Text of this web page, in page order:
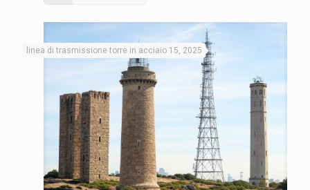
linea di trasmissione torre in acciaio 15, 2025